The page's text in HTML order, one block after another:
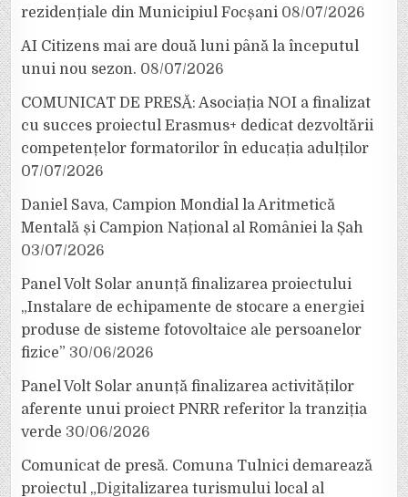
rezidențiale din Municipiul Focșani 08/07/2026
AI Citizens mai are două luni până la începutul
unui nou sezon. 08/07/2026
COMUNICAT DE PRESĂ: Asociația NOI a finalizat
cu succes proiectul Erasmus+ dedicat dezvoltării
competențelor formatorilor în educația adulților
07/07/2026
Daniel Sava, Campion Mondial la Aritmetică
Mentală și Campion Național al României la Șah
03/07/2026
Panel Volt Solar anunță finalizarea proiectului
„Instalare de echipamente de stocare a energiei
produse de sisteme fotovoltaice ale persoanelor
fizice” 30/06/2026
Panel Volt Solar anunță finalizarea activităților
aferente unui proiect PNRR referitor la tranziția
verde 30/06/2026
Comunicat de presă. Comuna Tulnici demarează
proiectul „Digitalizarea turismului local al